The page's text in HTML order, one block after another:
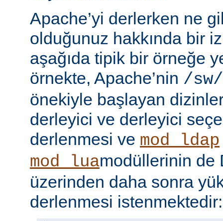
Apache’yi derlerken ne
olduğunuz hakkında bir
aşağıda tipik bir örneğe
örnekte, Apache’nin /
önekiyle başlayan
derleyici ve derleyici
derlenmesi ve mod_ldap
mod_luamodüllerinin de
üzerinden daha sonra
derlenmesi istenmektedir: